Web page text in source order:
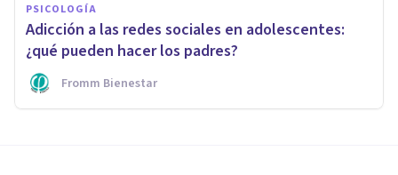
PSICOLOGÍA
Adicción a las redes sociales en adolescentes:
¿qué pueden hacer los padres?
Fromm Bienestar